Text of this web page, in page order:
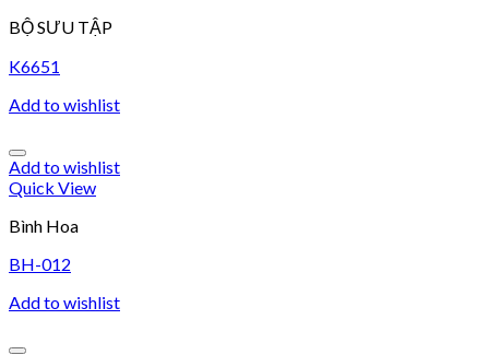
BỘ SƯU TẬP
K6651
Add to wishlist
Add to wishlist
Quick View
Bình Hoa
BH-012
Add to wishlist